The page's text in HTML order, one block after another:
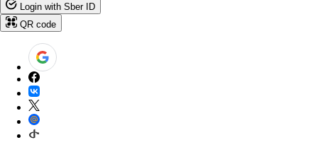
Login with Sber ID
QR code